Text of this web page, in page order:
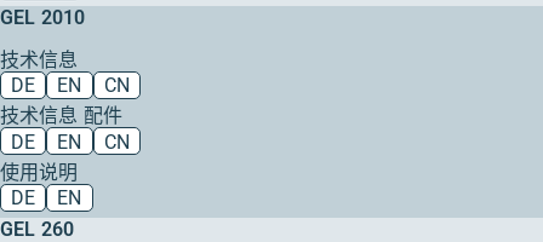
GEL 2010
技术信息
DE
EN
CN
技术信息 配件
DE
EN
CN
使用说明
DE
EN
GEL 260